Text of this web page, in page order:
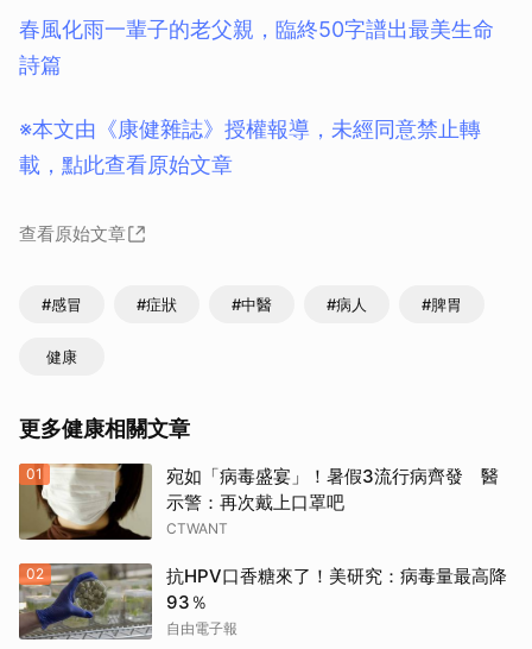
春風化雨一輩子的老父親，臨終50字譜出最美生命
詩篇
※本文由《康健雜誌》授權報導，未經同意禁止轉
載，點此查看原始文章
查看原始文章
#感冒 #症狀 #中醫 #病人 #脾胃
健康
更多健康相關文章
01
宛如「病毒盛宴」！暑假3流行病齊發 醫
示警：再次戴上口罩吧
CTWANT
02
抗HPV口香糖來了！美研究：病毒量最高降
93％
自由電子報